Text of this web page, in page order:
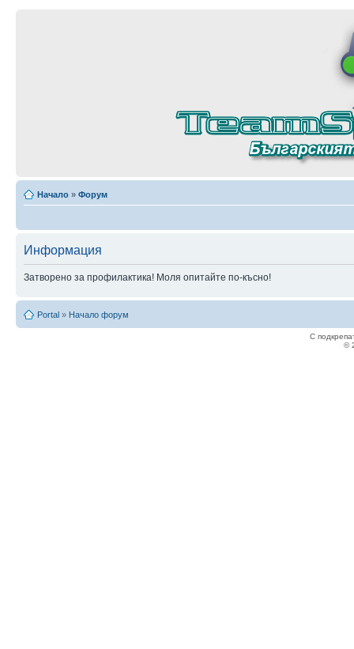
Начало » Форум
Информация
Затворено за профилактика! Моля опитайте по-късно!
Portal » Начало форум
С
©